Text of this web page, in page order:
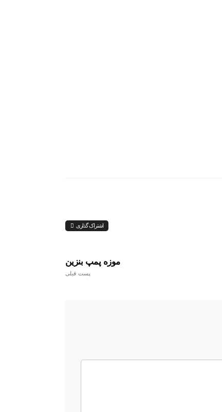
اشتراک گذاری
موزه پمپ بنزین
پست قبلی